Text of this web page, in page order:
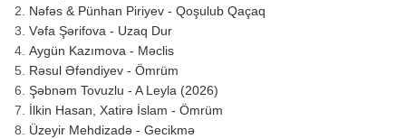
Nəfəs & Pünhan Piriyev - Qoşulub Qaçaq
Vəfa Şərifova - Uzaq Dur
Aygün Kazımova - Məclis
Rəsul Əfəndiyev - Ömrüm
Şəbnəm Tovuzlu - A Leyla (2026)
İlkin Hasan, Xatirə İslam - Ömrüm
Üzeyir Mehdizadə - Gecikmə